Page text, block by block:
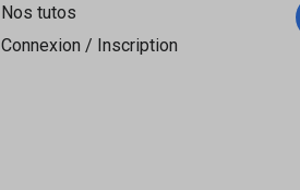
Nos tutos
Connexion / Inscription